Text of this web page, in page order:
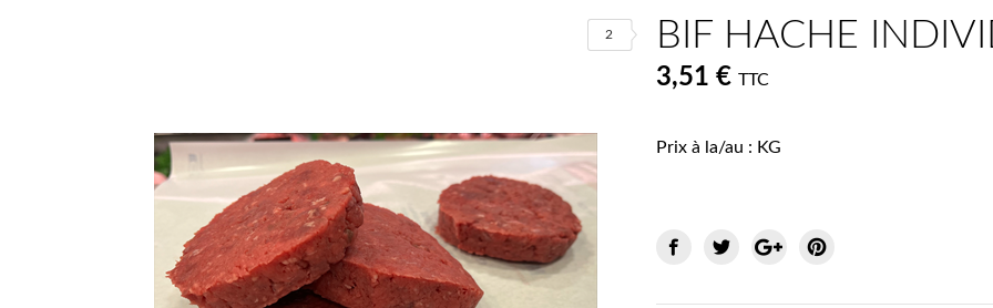
BIF HACHE
3,51 € TTC
Prix à la/au : KG
2